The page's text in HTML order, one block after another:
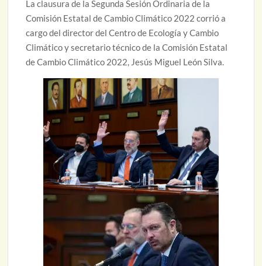
La clausura de la Segunda Sesión Ordinaria de la
Comisión Estatal de Cambio Climático 2022 corrió a
cargo del director del Centro de Ecología y Cambio
Climático y secretario técnico de la Comisión Estatal
de Cambio Climático 2022, Jesús Miguel León Silva.